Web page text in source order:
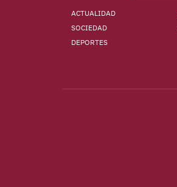
ACTUALIDAD
SOCIEDAD
DEPORTES